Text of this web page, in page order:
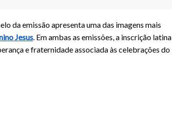
da emissão apresenta uma das imagens mais
Jesus. Em ambas as emissões, a inscrição latina
e fraternidade associada às celebrações do